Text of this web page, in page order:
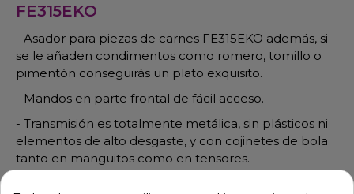
FE315EKO
- Asador para piezas de carnes FE315EKO además, si
se le añaden condimentos como romero, tomillo o
pimentón conseguirás un plato exquisito.
- Mandos en parte frontal de fácil acceso.
- Transmisión es totalmente metálica, sin plásticos ni
elementos de alto desgaste, y con cojinetes de bola
tanto en manguitos como en tensores.